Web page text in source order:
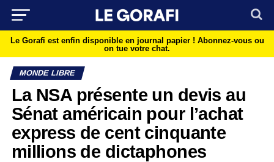
Le Gorafi est enfin disponible en journal papier ! Abonnez-vous ou
on tue votre chat.
MONDE LIBRE
La NSA présente un devis au
Sénat américain pour l’achat
express de cent cinquante
millions de dictaphones